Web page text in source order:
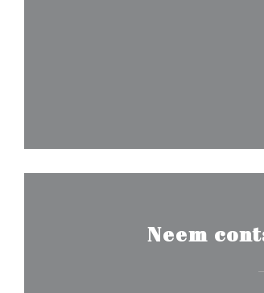
Neem